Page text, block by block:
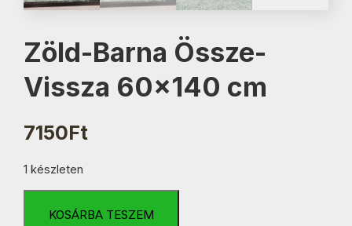
Zöld-Barna Össze-
Vissza 60×140 cm
7150Ft
1 készleten
BarnaKOSÁRBA TESZEM